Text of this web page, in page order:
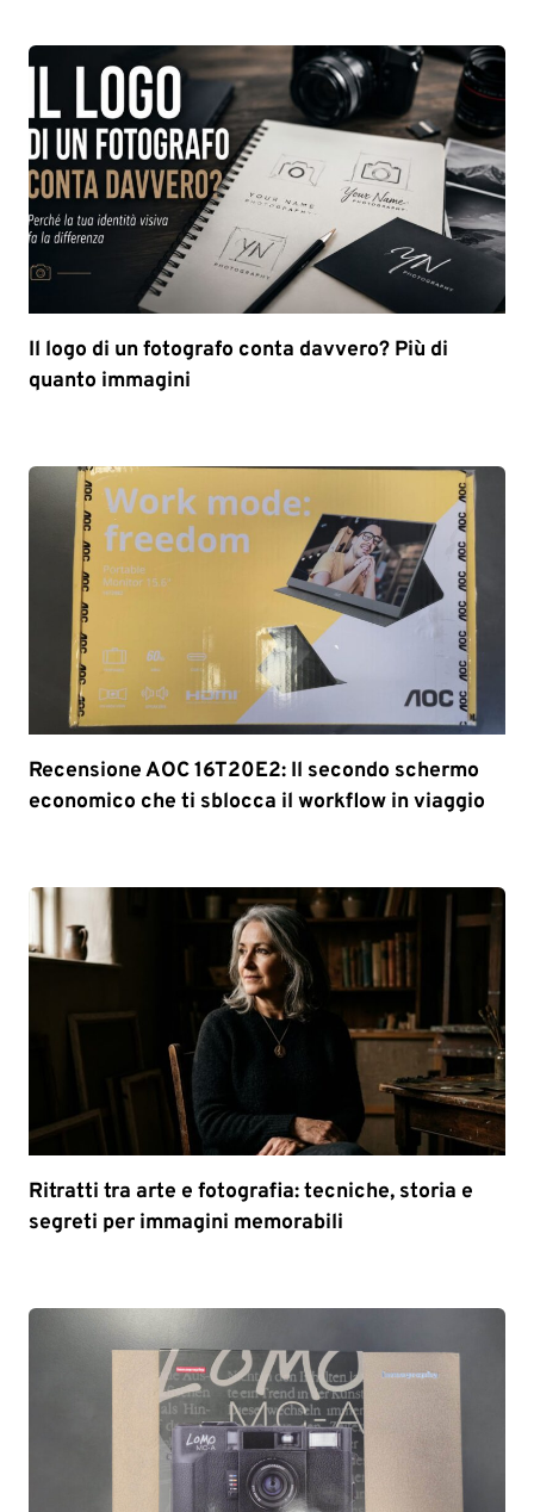
Il logo di un fotografo conta davvero? Più di
quanto immagini
Recensione AOC 16T20E2: Il secondo schermo
economico che ti sblocca il workflow in viaggio
Ritratti tra arte e fotografia: tecniche, storia e
segreti per immagini memorabili